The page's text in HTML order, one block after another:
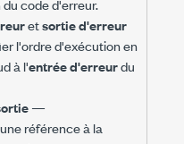
code d'erreur.
etsortie d'erreur
l'ordre d'exécution en
à l'entrée d'erreurdu
—
référence à la